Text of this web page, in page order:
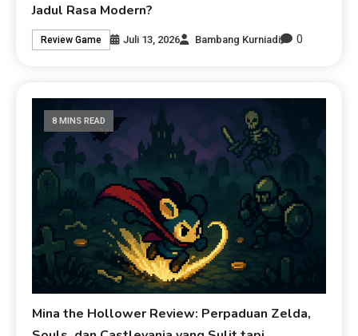
Jadul Rasa Modern?
Review Game Juli 13, 2026 Bambang Kurniadi 0
8 MINS READ
Mina the Hollower Review: Perpaduan Zelda,